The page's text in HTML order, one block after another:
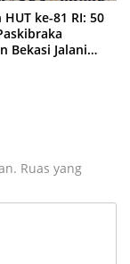
ke-81 RI: 50
Bekasi Jalani
Ruas yang